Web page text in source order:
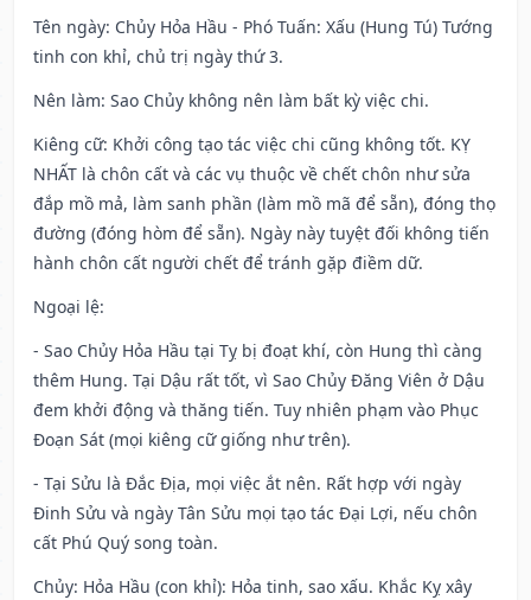
Tên ngày: Chủy Hỏa Hầu - Phó Tuấn: Xấu (Hung Tú) Tướng
tinh con khỉ, chủ trị ngày thứ 3.
Nên làm: Sao Chủy không nên làm bất kỳ việc chi.
Kiêng cữ: Khởi công tạo tác việc chi cũng không tốt. KỴ
NHẤT là chôn cất và các vụ thuộc về chết chôn như sửa
đắp mồ mả, làm sanh phần (làm mồ mã để sẵn), đóng thọ
đường (đóng hòm để sẵn). Ngày này tuyệt đối không tiến
hành chôn cất người chết để tránh gặp điềm dữ.
Ngoại lệ:
- Sao Chủy Hỏa Hầu tại Tỵ bị đoạt khí, còn Hung thì càng
thêm Hung. Tại Dậu rất tốt, vì Sao Chủy Đăng Viên ở Dậu
đem khởi động và thăng tiến. Tuy nhiên phạm vào Phục
Đoạn Sát (mọi kiêng cữ giống như trên).
- Tại Sửu là Đắc Địa, mọi việc ắt nên. Rất hợp với ngày
Đinh Sửu và ngày Tân Sửu mọi tạo tác Đại Lợi, nếu chôn
cất Phú Quý song toàn.
Chủy: Hỏa Hầu (con khỉ): Hỏa tinh, sao xấu. Khắc Kỵ xây